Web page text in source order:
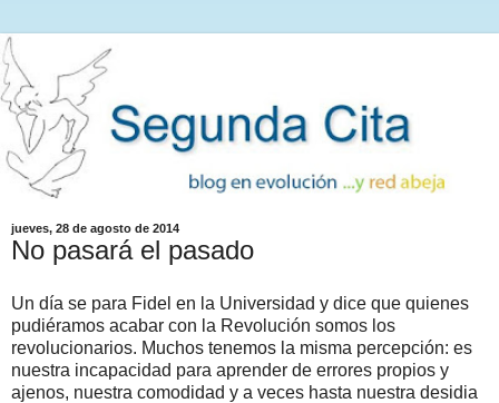
jueves, 28 de agosto de 2014
No pasará el pasado
Un día se para Fidel en la Universidad y dice que quienes
pudiéramos acabar con la Revolución somos los
revolucionarios. Muchos tenemos la misma percepción: es
nuestra incapacidad para aprender de errores propios y
ajenos, nuestra comodidad y a veces hasta nuestra desidia